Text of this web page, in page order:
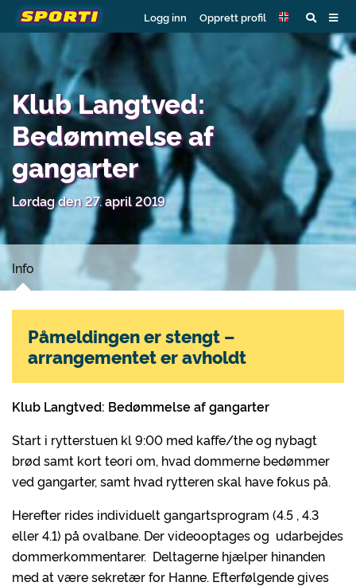
Logg inn Opprett profil
Klub Langtved:
Bedømmelse af
gangarter
Lørdag den 27. april 2019
Info
Klub Langtved: Bedømmelse af gangarter
Start i rytterstuen kl 9:00 med kaffe/the og nybagt
brød samt kort teori om, hvad dommerne bedømmer
ved gangarter, samt hvad rytteren skal have fokus på.
Herefter rides individuelt gangartsprogram (4.5 , 4.3
eller 4.1) på ovalbane. Der videooptages og udarbejdes
dommerkommentarer. Deltagerne hjælper hinanden
med at være sekretær for Hanne. Efterfølgende gives
Påmeldingen er stengt –
arrangementet er avholdt